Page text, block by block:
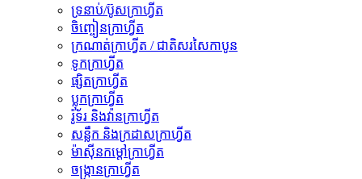
ទ្រនាប់/ប៊ូសក្រាហ្វីត
ចិញ្ចៀនក្រាហ្វីត
ក្រណាត់ក្រាហ្វីត / ជាតិសរសៃកាបូន
ទូកក្រាហ្វីត
ផ្សិតក្រាហ្វីត
ប្លុកក្រាហ្វីត
រ៉ូទ័រ និងវ៉ានក្រាហ្វីត
សន្លឹក និងក្រដាសក្រាហ្វីត
ម៉ាស៊ីនកម្តៅក្រាហ្វីត
ចង្ក្រានក្រាហ្វីត